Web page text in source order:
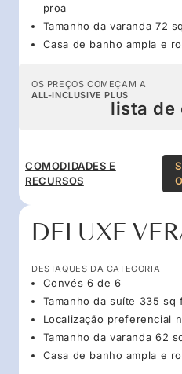
proa
Tamanho da varanda 72
Casa de banho ampla e
OS PREÇOS COMEÇAM A
ALL-INCLUSIVE PLUS
lista de
COMODIDADES E
RECURSOS
DELUXE
DESTAQUES DA CATEGORIA
Convés 6 de 6
Tamanho da suíte 335 sq
Localização preferencial
Tamanho da varanda 62
Casa de banho ampla e